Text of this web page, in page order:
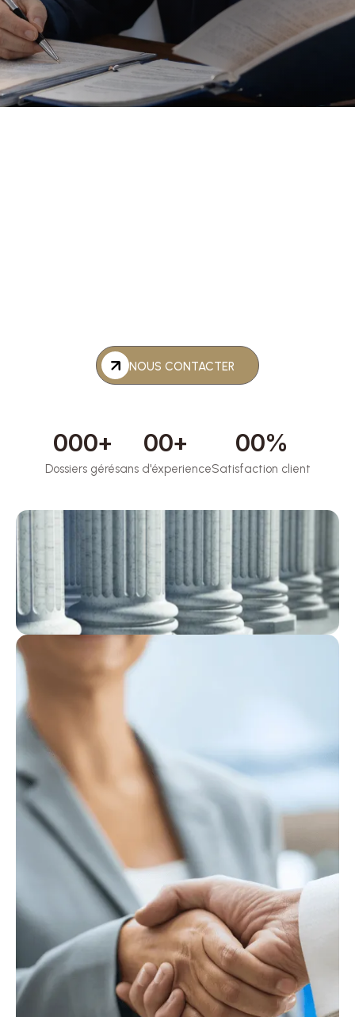
NOUS CONTACTER
0
1
2
3
4
5
7
1
2
3
5
6
0
1
2
4
5
1
2
3
4
5
0
1
2
3
4
5
6
7
8
9
0
1
2
3
4
+
Dossiers gérés
0
1
2
3
4
5
8
2
2
1
2
3
4
5
0
1
2
3
4
5
3
4
5
+
ans d'éxperience
0
1
2
4
5
9
8
7
6
5
4
3
0
1
2
4
5
1
2
3
4
5
6
7
%
Satisfaction client